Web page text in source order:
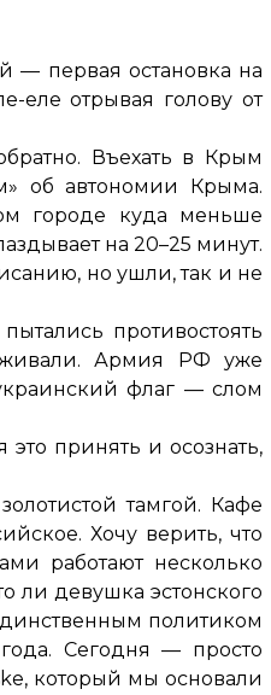
— первая остановка на
еле отрывая голову от
Въехать в Крым
об автономии Крыма.
городе куда меньше
на 20–25 минут.
но ушли, так и не
противостоять
Армия РФ уже
флаг — слом
принять и осознать,
тамгой. Кафе
Хочу верить, что
работают несколько
ли девушка эстонского
политиком
Сегодня — просто
который мы основали